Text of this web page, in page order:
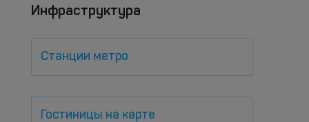
Инфраструктура
Станции метро
Гостиницы на карте